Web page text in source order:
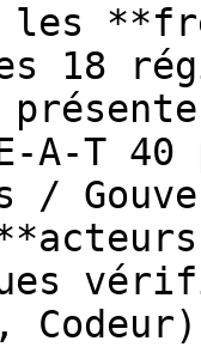
les
18
A-T
/